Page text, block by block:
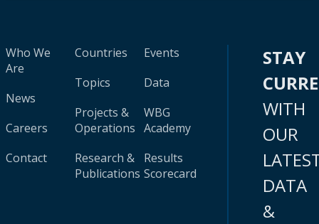
Who We
Are
News
Careers
Contact
Countries
Topics
Projects &
Operations
Research &
Publications
Events
Data
WBG
Academy
Results
Scorecard
STAY
WITH
OUR
DATA
&